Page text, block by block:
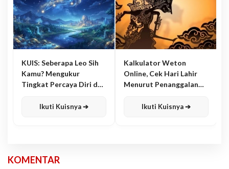
KUIS: Seberapa Leo Sih
Kamu? Mengukur
Tingkat Percaya Diri dan
Ikuti Kuisnya ➔
Kalkulator Weton
Online, Cek Hari Lahir
Menurut Penanggalan
Ikuti Kuisnya ➔
KOMENTAR